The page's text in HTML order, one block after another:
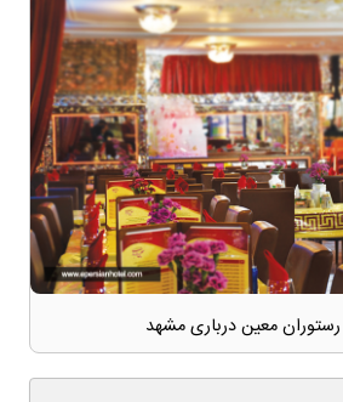
رستوران معین درباری مشهد